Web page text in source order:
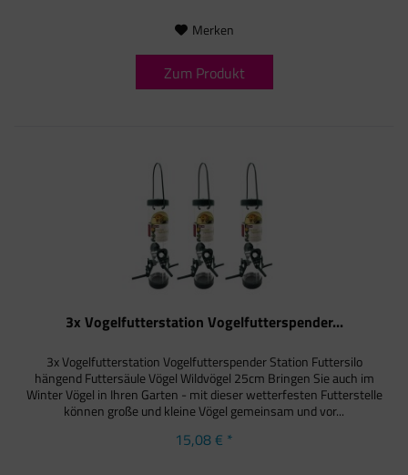
Merken
Zum Produkt
3x Vogelfutterstation Vogelfutterspender...
3x Vogelfutterstation Vogelfutterspender Station Futtersilo
hängend Futtersäule Vögel Wildvögel 25cm Bringen Sie auch im
Winter Vögel in Ihren Garten - mit dieser wetterfesten Futterstelle
können große und kleine Vögel gemeinsam und vor...
15,08 € *